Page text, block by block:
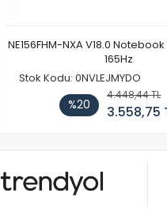
NE156FHM-NXA V18.0
165Hz
Stok Kodu: 0NVLEJMYDO
%20
4.448,44 TL
3.558,75